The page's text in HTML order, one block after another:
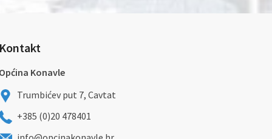
Konavle
Trumbićev put 7, Cavtat
+385 (0)20 478401